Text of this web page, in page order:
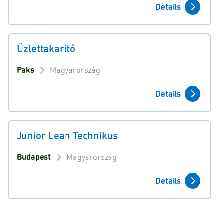
Details
Üzlettakarító
Paks Magyarország
Details
Junior Lean Technikus
Budapest Magyarország
Details